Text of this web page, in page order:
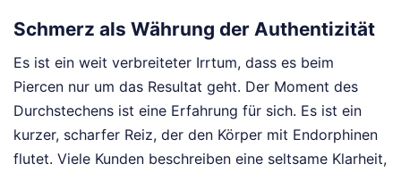
Schmerz als Währung der Authentizität
Es ist ein weit verbreiteter Irrtum, dass es beim
Piercen nur um das Resultat geht. Der Moment des
Durchstechens ist eine Erfahrung für sich. Es ist ein
kurzer, scharfer Reiz, der den Körper mit Endorphinen
flutet. Viele Kunden beschreiben eine seltsame Klarheit,